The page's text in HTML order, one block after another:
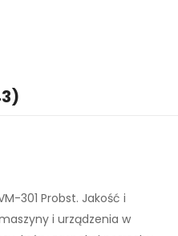
301 Probst. Jakość i
i urządzenia w